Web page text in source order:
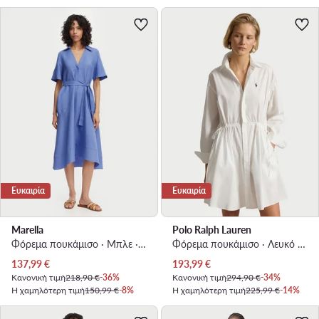
Ευκαιρία
Marella
Φόρεμα πουκάμισο · Μπλε · Midi
Τρέχουσα τιμή
137,99€
Κανονική τιμή218,90 €-36%
Η χαμηλότερη τιμή150,99 €-8%
Ευκαιρία
Polo Ralph Lauren
Φόρεμα πουκάμισο · Λευκό · Mini
Τρέχουσα τιμή
193,99€
Κανονική τιμή294,90 €-34%
Η χαμηλότερη τιμή225,99 €-14%